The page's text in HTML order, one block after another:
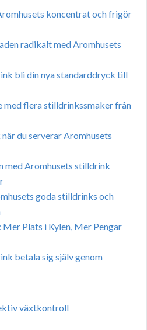
koncentrat och frigör
radikalt med Aromhusets
bli din nya standarddryck till
flera stilldrinkssmaker från
du serverar Aromhusets
med Aromhusets stilldrink
goda stilldrinks och
Plats i Kylen, Mer Pengar
betala sig själv genom
växtkontroll